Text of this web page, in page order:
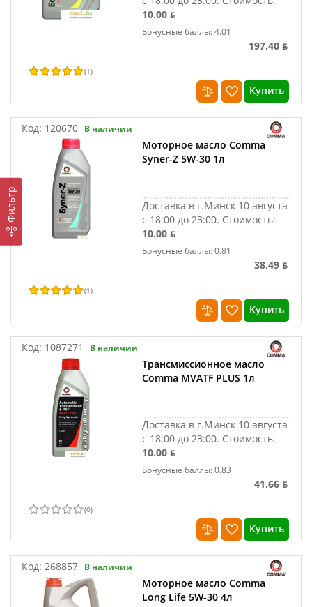
Фильтр
10.00 ƃ
Бонусные баллы: 4.01
197.40 ƃ
(1)
Купить
Код: 120670 В наличии
Моторное масло Comma
Syner-Z 5W-30 1л
Доставка в г.Минск 10 августа
с 18:00 до 23:00. Стоимость:
10.00 ƃ
Бонусные баллы: 0.81
38.49 ƃ
(1)
Купить
Код: 1087271 В наличии
Трансмиссионное масло
Comma MVATF PLUS 1л
Доставка в г.Минск 10 августа
с 18:00 до 23:00. Стоимость:
10.00 ƃ
Бонусные баллы: 0.83
41.66 ƃ
(0)
Купить
Код: 268857 В наличии
Моторное масло Comma
Long Life 5W-30 4л